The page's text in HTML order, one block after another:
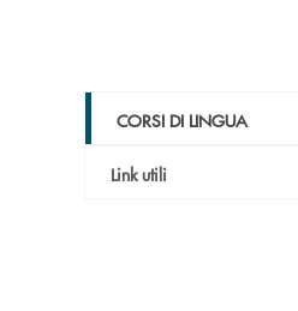
CORSI DI LINGUA
Link utili